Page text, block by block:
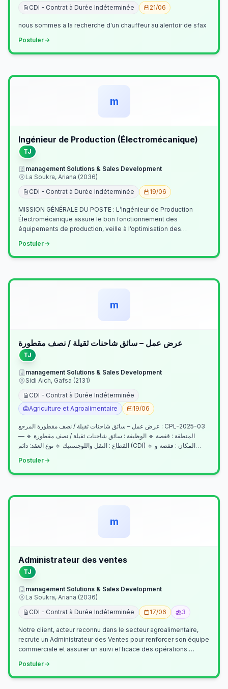
CDI - Contrat à Durée Indéterminée
21/06
nous sommes a la recherche d'un chauffeur au alentoir de sfax
Postuler
m
Ingénieur de Production (Électromécanique)
TJ
management Solutions & Sales Development
La Soukra, Ariana (2036)
CDI - Contrat à Durée Indéterminée
19/06
MISSION GÉNÉRALE DU POSTE : L’Ingénieur de Production
Électromécanique assure le bon fonctionnement des
équipements de production, veille à l’optimisation des
Postuler
m
عرض عمل – سائق شاحنات ثقيلة / نصف مقطورة
TJ
management Solutions & Sales Development
Sidi Aich, Gafsa (2131)
CDI - Contrat à Durée Indéterminée
Agriculture et Agroalimentaire
19/06
عرض عمل – سائق شاحنات ثقيلة / نصف مقطورة المرجع : CPL-2025-03
— المنطقة : قفصة 🔹 الوظيفة : سائق شاحنات ثقيلة / نصف مقطورة 🔹
القطاع : النقل واللوجستيك 🔹 نوع العقد: دائم (CDI) 🔹 المكان : قفصة و…
Postuler
m
Administrateur des ventes
TJ
management Solutions & Sales Development
La Soukra, Ariana (2036)
CDI - Contrat à Durée Indéterminée
17/06 3
Notre client, acteur reconnu dans le secteur agroalimentaire,
recrute un Administrateur des Ventes pour renforcer son équipe
commerciale et assurer un suivi efficace des opérations.
Postuler